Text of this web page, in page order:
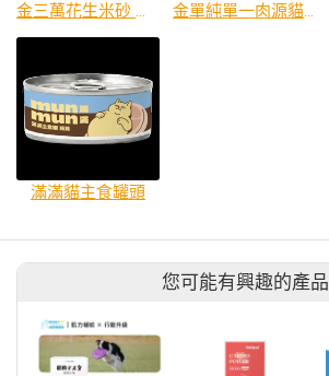
金三萬花生米砂 原味/藍風鈴 金單純單一肉源貓主食餐包
滿滿貓主食罐頭
您可能有興趣的產品